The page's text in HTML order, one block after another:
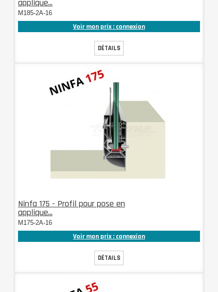
applique...
M185-2A-16
Voir mon prix : connexion
DÉTAILS
Ninfa 175 - Profil pour pose en
applique...
M175-2A-16
Voir mon prix : connexion
DÉTAILS